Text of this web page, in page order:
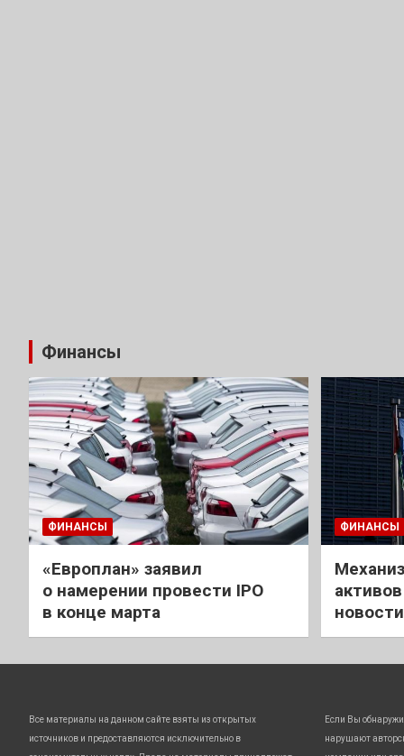
Финансы
ФИНАНСЫ
«Европлан» заявил
о намерении провести IPO
в конце марта
ФИНАНСЫ
Все материалы на данном сайте взяты из открытых
источников и предоставляются исключительно в
Если Вы
нарушают